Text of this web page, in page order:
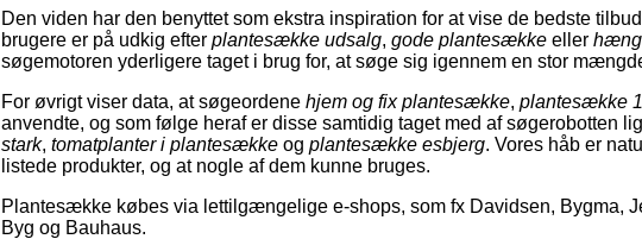
Den viden har den benyttet som ekstra inspiration for at vise de bedste
brugere er på udkig efter plantesække udsalg, gode plantesække eller
søgemotoren yderligere taget i brug for, at søge sig igennem en stor
For øvrigt viser data, at søgeordene hjem og fix plantesække, plantesække
anvendte, og som følge heraf er disse samtidig taget med af søgerobotten
stark, tomatplanter i plantesække og plantesække esbjerg. Vores håb er
listede produkter, og at nogle af dem kunne bruges.
Plantesække købes via lettilgængelige e-shops, som fx Davidsen, Bygma,
Byg og Bauhaus.